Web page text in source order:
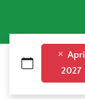
April
2027